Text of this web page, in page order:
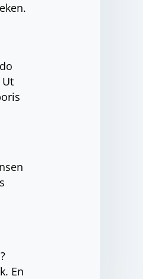
En